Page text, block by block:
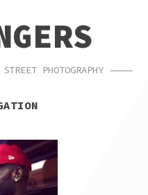
PHOTOGRAPHY